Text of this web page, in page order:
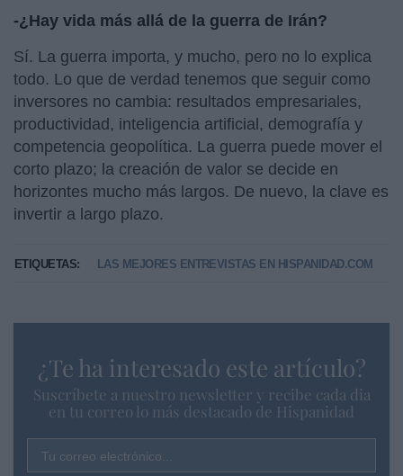
-¿Hay vida más allá de la guerra de Irán?
Sí. La guerra importa, y mucho, pero no lo explica
todo. Lo que de verdad tenemos que seguir como
inversores no cambia: resultados empresariales,
productividad, inteligencia artificial, demografía y
competencia geopolítica. La guerra puede mover el
corto plazo; la creación de valor se decide en
horizontes mucho más largos. De nuevo, la clave es
invertir a largo plazo.
ETIQUETAS: LAS MEJORES ENTREVISTAS EN HISPANIDAD.COM
¿Te ha interesado este artículo?
Suscríbete a nuestro newsletter y recibe cada dia
en tu correo lo más destacado de Hispanidad
Tu correo electrónico...